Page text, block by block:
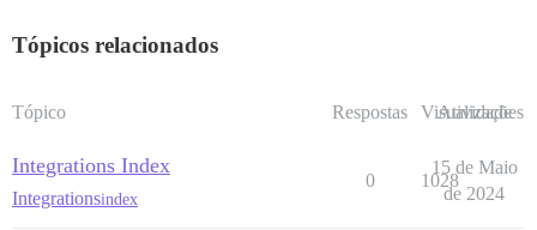
Tópicos relacionados
Tópico Respostas Visualizações
Atividade
Integrations Index
Integrationsindex
0 1028
15 de Maio
de 2024